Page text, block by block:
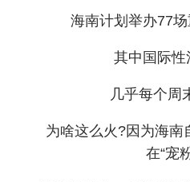
海南计划举办77场
其中国际性
几乎每个周末
为啥这么火?因为海南
在“宠